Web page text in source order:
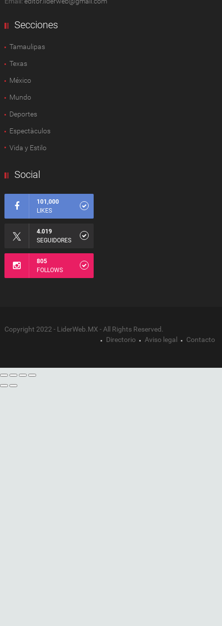
Secciones
Tamaulipas
Texas
México
Mundo
Deportes
Espectàculos
Vida y Estilo
Social
101,000
LIKES
4.019
SEGUIDORES
805
FOLLOWS
Copyright 2022 - LiderWeb.MX - All Rights Reserved.
Directorio
Aviso legal Contacto